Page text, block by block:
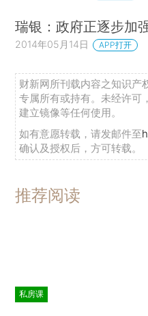
瑞银：政府正逐步加
2014年05月14日 APP打开
财新网所刊载内容之知识产
专属所有或持有。未经许可
建立镜像等任何使用。
如有意愿转载，请发邮件至
确认及授权后，方可转载。
推荐阅读
私房课